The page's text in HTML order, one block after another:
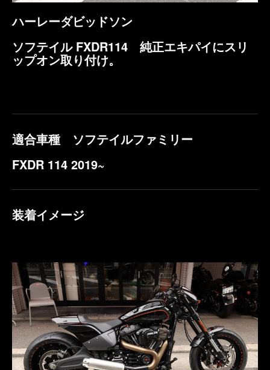
ハーレーダビッドソン
ソフテイル FXDR114 純正エキパイにスリ
ップオン取り付け。
適合車種 ソフテイルファミリー
FXDR 114 2019~
装着イメージ